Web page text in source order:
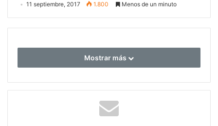
11 septiembre, 2017 1.800 Menos de un minuto
Mostrar más